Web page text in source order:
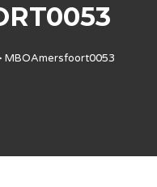
MBOAmersfoort0053